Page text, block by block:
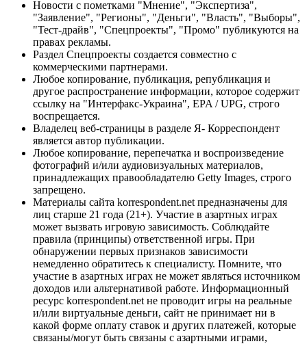
Новости с пометками "Мнение", "Экспертиза",
"Заявление", "Регионы", "Деньги", "Власть", "Выборы",
"Тест-драйв", "Спецпроекты", "Промо" публикуются на
правах рекламы.
Раздел Спецпроекты создается совместно с
коммерческими партнерами.
Любое копирование, публикация, републикация и
другое распространение информации, которое содержит
ссылку на "Интерфакс-Украина", EPA / UPG, строго
воспрещается.
Владелец веб-страницы в разделе Я- Корреспондент
является автор публикации.
Любое копирование, перепечатка и воспроизведение
фотографий и/или аудиовизуальных материалов,
принадлежащих правообладателю Getty Images, строго
запрещено.
Материалы сайта korrespondent.net предназначены для
лиц старше 21 года (21+). Участие в азартных играх
может вызвать игровую зависимость. Соблюдайте
правила (принципы) ответственной игры. При
обнаружении первых признаков зависимости
немедленно обратитесь к специалисту. Помните, что
участие в азартных играх не может являться источником
доходов или альтернативой работе. Информационный
ресурс korrespondent.net не проводит игры на реальные
и/или виртуальные деньги, сайт не принимает ни в
какой форме оплату ставок и других платежей, которые
связаны/могут быть связаны с азартными играми,